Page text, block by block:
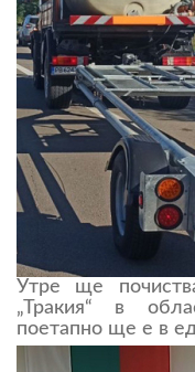
Утре ще
„Тракия“ в
поетапно ще е в